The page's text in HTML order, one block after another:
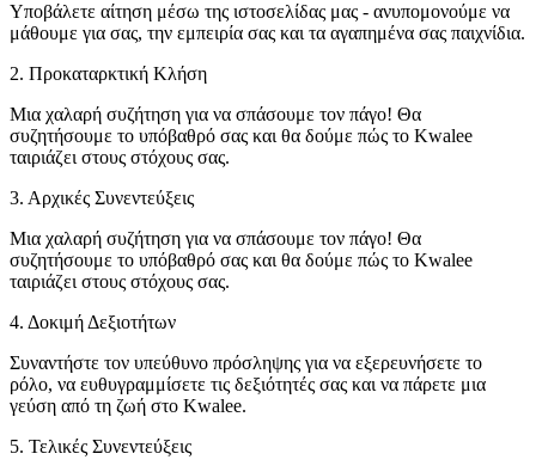
Υποβάλετε αίτηση μέσω της ιστοσελίδας μας - ανυπομονούμε να
μάθουμε για σας, την εμπειρία σας και τα αγαπημένα σας παιχνίδια.
2. Προκαταρκτική Κλήση
Μια χαλαρή συζήτηση για να σπάσουμε τον πάγο! Θα
συζητήσουμε το υπόβαθρό σας και θα δούμε πώς το Kwalee
ταιριάζει στους στόχους σας.
3. Αρχικές Συνεντεύξεις
Μια χαλαρή συζήτηση για να σπάσουμε τον πάγο! Θα
συζητήσουμε το υπόβαθρό σας και θα δούμε πώς το Kwalee
ταιριάζει στους στόχους σας.
4. Δοκιμή Δεξιοτήτων
Συναντήστε τον υπεύθυνο πρόσληψης για να εξερευνήσετε το
ρόλο, να ευθυγραμμίσετε τις δεξιότητές σας και να πάρετε μια
γεύση από τη ζωή στο Kwalee.
5. Τελικές Συνεντεύξεις